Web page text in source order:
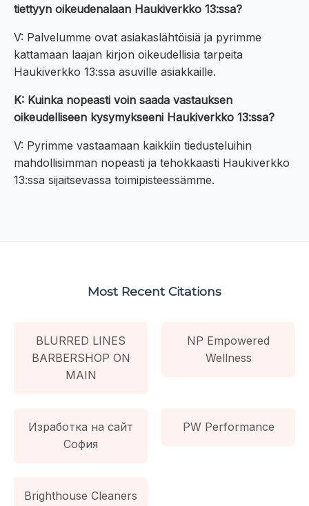
tiettyyn oikeudenalaan Haukiverkko 13:ssa?
V: Palvelumme ovat asiakaslähtöisiä ja pyrimme
kattamaan laajan kirjon oikeudellisia tarpeita
Haukiverkko 13:ssa asuville asiakkaille.
K: Kuinka nopeasti voin saada vastauksen
oikeudelliseen kysymykseeni Haukiverkko 13:ssa?
V: Pyrimme vastaamaan kaikkiin tiedusteluihin
mahdollisimman nopeasti ja tehokkaasti Haukiverkko
13:ssa sijaitsevassa toimipisteessämme.
Most Recent Citations
BLURRED LINES
BARBERSHOP ON
MAIN
NP Empowered
Wellness
Изработка на сайт
София
PW Performance
Brighthouse Cleaners